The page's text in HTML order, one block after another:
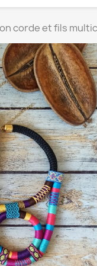
corde et fils